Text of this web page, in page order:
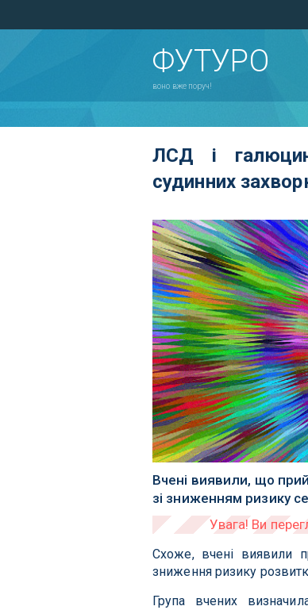
ФУТУРО
воно вже поруч!
ЛСД і
судинних
Вчені виявили, що
зі зниженням ризику
Схоже, вчені виявили
зниження ризику
Група вчених